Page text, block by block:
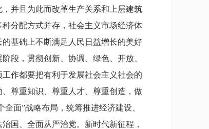
并且为此而改革生产关系和上层建筑
分配方式并存，社会主义市场经济体
基础上不断满足人民日益增长的美好
段，贯彻创新、协调、绿色、开放、
作都要把有利于发展社会主义社会的
尊重知识、尊重人才、尊重创造，做
面”战略布局，统筹推进经济建设、
国、全面从严治党。新时代新征程，